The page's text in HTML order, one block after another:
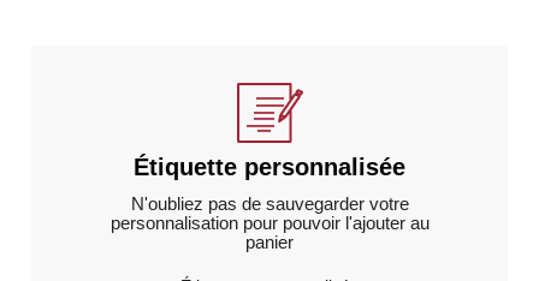
Étiquette personnalisée
N'oubliez pas de sauvegarder votre
personnalisation pour pouvoir l'ajouter au
panier